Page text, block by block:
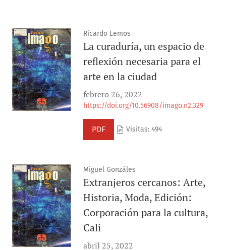
Ricardo Lemos
La curaduría, un espacio de
reflexión necesaria para el
arte en la ciudad
febrero 26, 2022
https://doi.org/10.56908/imago.n2.329
PDF Visitas: 494
Miguel Gonzáles
Extranjeros cercanos: Arte,
Historia, Moda, Edición:
Corporación para la cultura,
Cali
abril 25, 2022